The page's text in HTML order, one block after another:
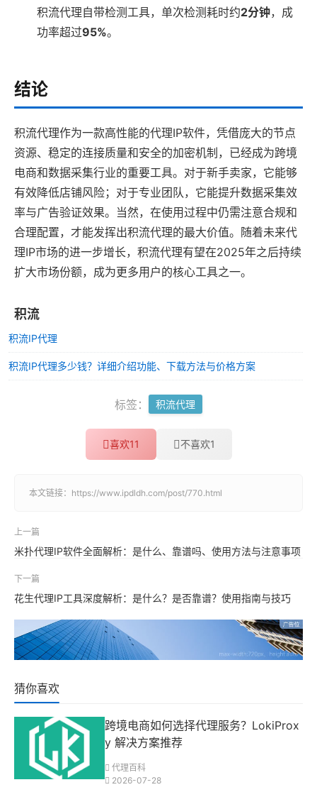
积流代理自带检测工具，单次检测耗时约2分钟，成
功率超过95%。
结论
积流代理作为一款高性能的代理IP软件，凭借庞大的节点
资源、稳定的连接质量和安全的加密机制，已经成为跨境
电商和数据采集行业的重要工具。对于新手卖家，它能够
有效降低店铺风险；对于专业团队，它能提升数据采集效
率与广告验证效果。当然，在使用过程中仍需注意合规和
合理配置，才能发挥出积流代理的最大价值。随着未来代
理IP市场的进一步增长，积流代理有望在2025年之后持续
扩大市场份额，成为更多用户的核心工具之一。
积流
积流IP代理
积流IP代理多少钱？详细介绍功能、下载方法与价格方案
标签： 积流代理
喜欢11 不喜欢1
本文链接： https://www.ipdldh.com/post/770.html
上一篇
米扑代理IP软件全面解析：是什么、靠谱吗、使用方法与注意事项
下一篇
花生代理IP工具深度解析：是什么？是否靠谱？使用指南与技巧
猜你喜欢
跨境电商如何选择代理服务？LokiProx
y 解决方案推荐
代理百科
2026-07-28